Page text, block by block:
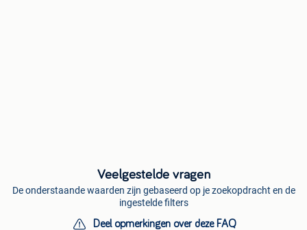
Veelgestelde vragen
De onderstaande waarden zijn gebaseerd op je zoekopdracht en de
ingestelde filters
Deel opmerkingen over deze FAQ